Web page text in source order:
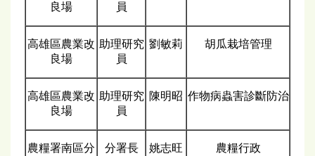
良場
員
高雄區農業改
良場
助理研究
員
劉敏莉 胡瓜栽培管理
高雄區農業改
良場
助理研究
員
陳明昭 作物病蟲害診斷防治
農糧署南區分
分署長 姚志旺 農糧行政